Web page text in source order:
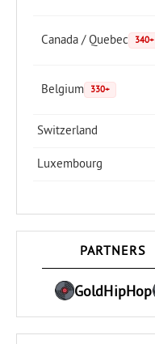
Canada / Quebec 340+
Belgium 330+
Switzerland
Luxembourg
PARTNERS
GoldHipHop